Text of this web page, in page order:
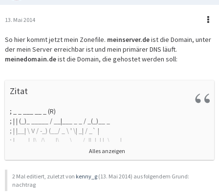
13. Mai 2014
So hier kommt jetzt mein Zonefile. meinserver.deist die Domain, unter
der mein Server erreichbar ist und mein primärer DNS läuft.
meinedomain.deist die Domain, die gehostet werden soll:
Zitat
; _ _ ___ __ _ (R)
; | | (_)_ _____ / __|___ _ _ / _(_)__ _
; | |__| \ V / -_) (__/ _ \ ' \| _| / _` |
; |____|_|\_/\___|\___\___/_||_|_| |_\__, |
; Copyright (c) 2009-2014 Keppler IT GmbH.
; Created at: 2014-05-13 09:48:07 CEST
Alles anzeigen
2 Mal editiert, zuletzt von kenny_g (13. Mai 2014) aus folgendem Grund:
nachtrag